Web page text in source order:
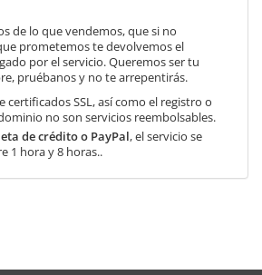
de lo que vendemos, que si no
prometemos te devolvemos el
por el servicio. Queremos ser tu
pruébanos y no te arrepentirás.
certificados SSL, así como el registro o
no son servicios reembolsables.
de crédito o PayPal, el servicio se
1 hora y 8 horas..